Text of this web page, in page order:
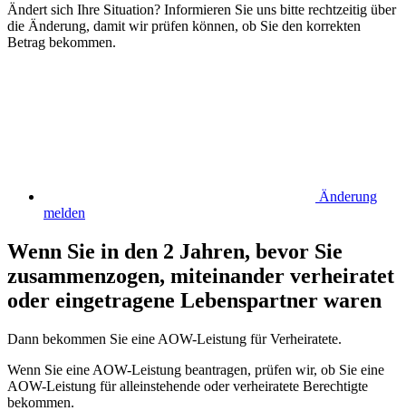
Ändert sich Ihre Situation? Informieren Sie uns bitte rechtzeitig über
die Änderung, damit wir prüfen können, ob Sie den korrekten
Betrag bekommen.
Änderung
melden
Wenn Sie in den 2 Jahren, bevor Sie
zusammenzogen, miteinander verheiratet
oder eingetragene Lebenspartner waren
Dann bekommen Sie eine AOW-Leistung für Verheiratete.
Wenn Sie eine AOW-Leistung beantragen, prüfen wir, ob Sie eine
AOW-Leistung für alleinstehende oder verheiratete Berechtigte
bekommen.